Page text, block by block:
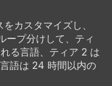
カスタマイズし、
ープ分けして、ティ
る言語、ティア 2 は
語は 24 時間以内の